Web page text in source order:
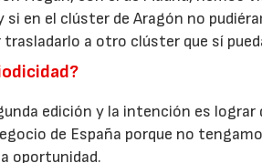
en el clúster de Aragón no
a otro clúster que sí
edición y la intención es lograr
de España porque no
oportunidad.